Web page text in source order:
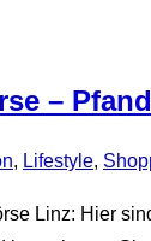
–
, Lifestyle,
Linz: Hier